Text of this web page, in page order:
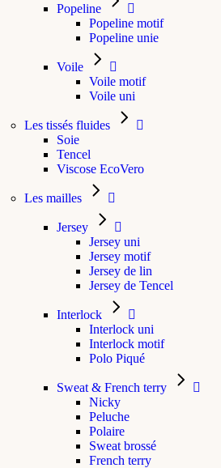
Popeline
Popeline motif
Popeline unie
Voile
Voile motif
Voile uni
Les tissés fluides
Soie
Tencel
Viscose EcoVero
Les mailles
Jersey
Jersey uni
Jersey motif
Jersey de lin
Jersey de Tencel
Interlock
Interlock uni
Interlock motif
Polo Piqué
Sweat & French terry
Nicky
Peluche
Polaire
Sweat brossé
French terry